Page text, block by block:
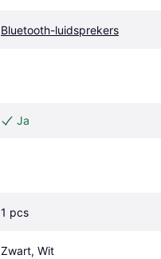
Bluetooth-luidsprekers
Ja
1 pcs
Zwart, Wit